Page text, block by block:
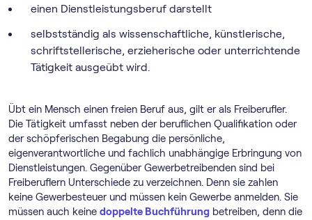
einen Dienstleistungsberuf darstellt
selbstständig als wissenschaftliche, künstlerische,
schriftstellerische, erzieherische oder unterrichtende
Tätigkeit ausgeübt wird.
Übt ein Mensch einen freien Beruf aus, gilt er als Freiberufler.
Die Tätigkeit umfasst neben der beruflichen Qualifikation oder
der schöpferischen Begabung die persönliche,
eigenverantwortliche und fachlich unabhängige Erbringung von
Dienstleistungen. Gegenüber Gewerbetreibenden sind bei
Freiberuflern Unterschiede zu verzeichnen. Denn sie zahlen
keine Gewerbesteuer und müssen kein Gewerbe anmelden. Sie
müssen auch keine doppelte Buchführung betreiben, denn die